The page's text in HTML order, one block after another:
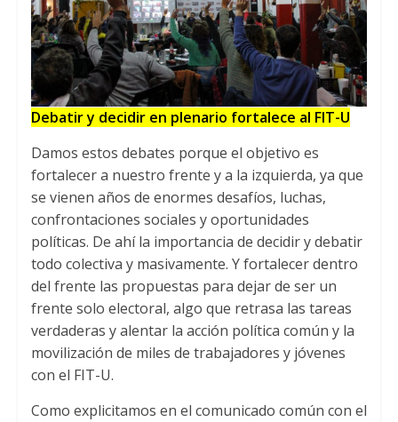
Debatir y decidir en plenario fortalece al FIT-U
Damos estos debates porque el objetivo es
fortalecer a nuestro frente y a la izquierda, ya que
se vienen años de enormes desafíos, luchas,
confrontaciones sociales y oportunidades
políticas. De ahí la importancia de decidir y debatir
todo colectiva y masivamente. Y fortalecer dentro
del frente las propuestas para dejar de ser un
frente solo electoral, algo que retrasa las tareas
verdaderas y alentar la acción política común y la
movilización de miles de trabajadores y jóvenes
con el FIT-U.
Como explicitamos en el comunicado común con el